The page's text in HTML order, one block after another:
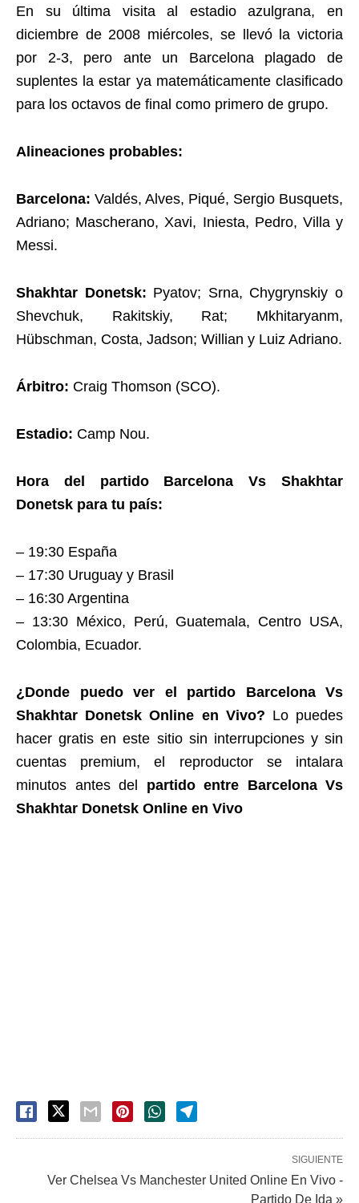
En su última visita al estadio azulgrana, en
diciembre de 2008 miércoles, se llevó la victoria
por 2-3, pero ante un Barcelona plagado de
suplentes la estar ya matemáticamente clasificado
para los octavos de final como primero de grupo.
Alineaciones probables:
Barcelona: Valdés, Alves, Piqué, Sergio Busquets,
Adriano; Mascherano, Xavi, Iniesta, Pedro, Villa y
Messi.
Shakhtar Donetsk: Pyatov; Srna, Chygrynskiy o
Shevchuk, Rakitskiy, Rat; Mkhitaryanm,
Hübschman, Costa, Jadson; Willian y Luiz Adriano.
Árbitro: Craig Thomson (SCO).
Estadio: Camp Nou.
Hora del partido Barcelona Vs Shakhtar
Donetsk para tu país:
– 19:30 España
– 17:30 Uruguay y Brasil
– 16:30 Argentina
– 13:30 México, Perú, Guatemala, Centro USA,
Colombia, Ecuador.
¿Donde puedo ver el partido Barcelona Vs
Shakhtar Donetsk Online en Vivo? Lo puedes
hacer gratis en este sitio sin interrupciones y sin
cuentas premium, el reproductor se intalara
minutos antes del partido entre Barcelona Vs
Shakhtar Donetsk Online en Vivo
SIGUIENTE
Ver Chelsea Vs Manchester United Online En Vivo -
Partido De Ida »